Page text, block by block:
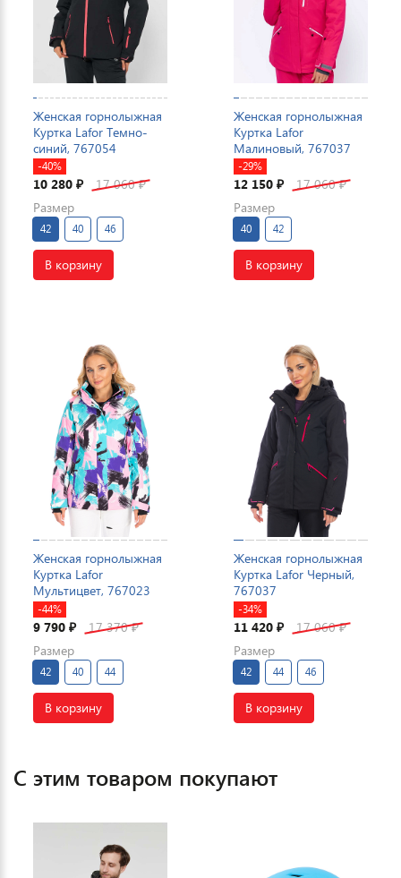
Женская горнолыжная
Куртка Lafor Темно-
синий, 767054
-40%
10 280 ₽ 17 060₽
Размер
42 40 46
В корзину
Женская горнолыжная
Куртка Lafor
Малиновый, 767037
-29%
12 150 ₽ 17 060₽
Размер
40 42
В корзину
Женская горнолыжная
Куртка Lafor
Мультицвет, 767023
-44%
9 790 ₽ 17 370₽
Размер
42 40 44
В корзину
Женская горнолыжная
Куртка Lafor Черный,
767037
-34%
11 420 ₽ 17 060₽
Размер
42 44 46
В корзину
С этим товаром покупают